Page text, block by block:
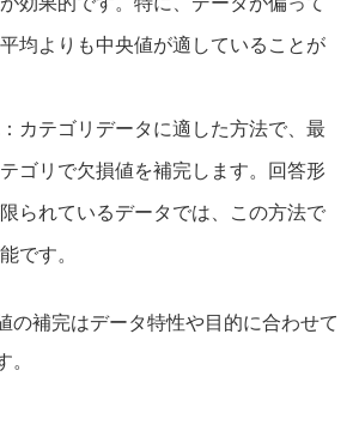
均よりも中央値が適していることが
カテゴリデータに適した方法で、最
ゴリで欠損値を補完します。回答形
られているデータでは、この方法で
です。
の補完はデータ特性や目的に合わせて